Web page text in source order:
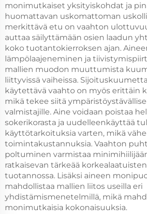
monimutkaiset yksityiskohdat ja
huomattavan uskomattoman
merkittävä etu on vaahton
auttaa säilyttämään osien laadun
koko tuotantokierroksen ajan.
lämpölaajeneminen ja
mallien muodon muuttumista
liittyvissä vaiheissa.
käytettävä vaahto on myös erittäin
mikä tekee siitä
valmistajille. Aine voidaan poistaa
sokerikorasta ja uudelleenkäyttää
käyttötarkoituksia varten, mikä
toimintakustannuksia. Vaahton
poltuminen varmistaa
ratkaisevan tärkeää
tuotannossa. Lisäksi aineen
mahdollistaa mallien liitos useilla eri
yhdistämismenetelmillä, mikä
monimutkaisia kokonaisuuksia.